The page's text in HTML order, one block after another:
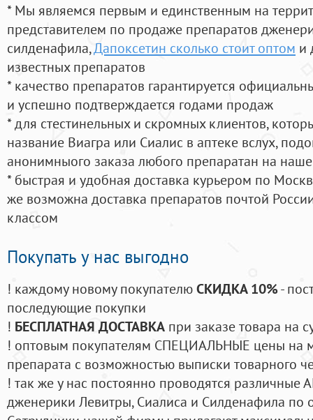
* Мы являемся первым и единственным на
представителем по продаже препаратов
силденафила,Дапоксетин сколько стоит оптом и
известных препаратов
* качество препаратов гарантируется
и успешно подтверждается годами продаж
* для стестинельных и скромных клиентов,
название Виагра или Сиалис в аптеке вслух,
анонимныого заказа любого препаратан на
* быстрая и удобная доставка курьером по
же возможна доставка препаратов почтой
классом
Покупать у нас выгодно
! каждому новому покупателюСКИДКА 10%-
последующие покупки
! БЕСПЛАТНАЯ ДОСТАВКА при заказе товара на
! оптовым покупателям СПЕЦИАЛЬНЫЕ цены на
препарата с возможностью выписки товарного
! так же у нас постоянно проводятся
дженерики Левитры, Сиалиса и Силденафила по